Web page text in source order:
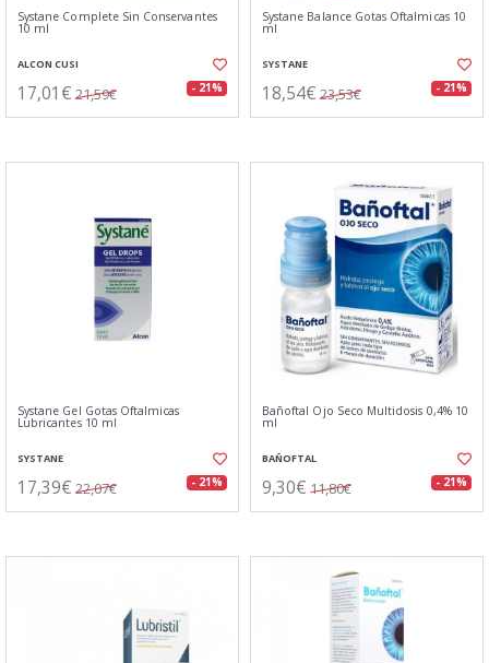
Systane Complete Sin Conservantes
10 ml
ALCON CUSI
17,01€ 21,59€ - 21%
Systane Balance Gotas Oftalmicas 10
ml
SYSTANE
18,54€ 23,53€ - 21%
Systane Gel Gotas Oftalmicas
Lubricantes 10 ml
SYSTANE
17,39€ 22,07€ - 21%
Bañoftal Ojo Seco Multidosis 0,4% 10
ml
BAÑOFTAL
9,30€ 11,80€ - 21%